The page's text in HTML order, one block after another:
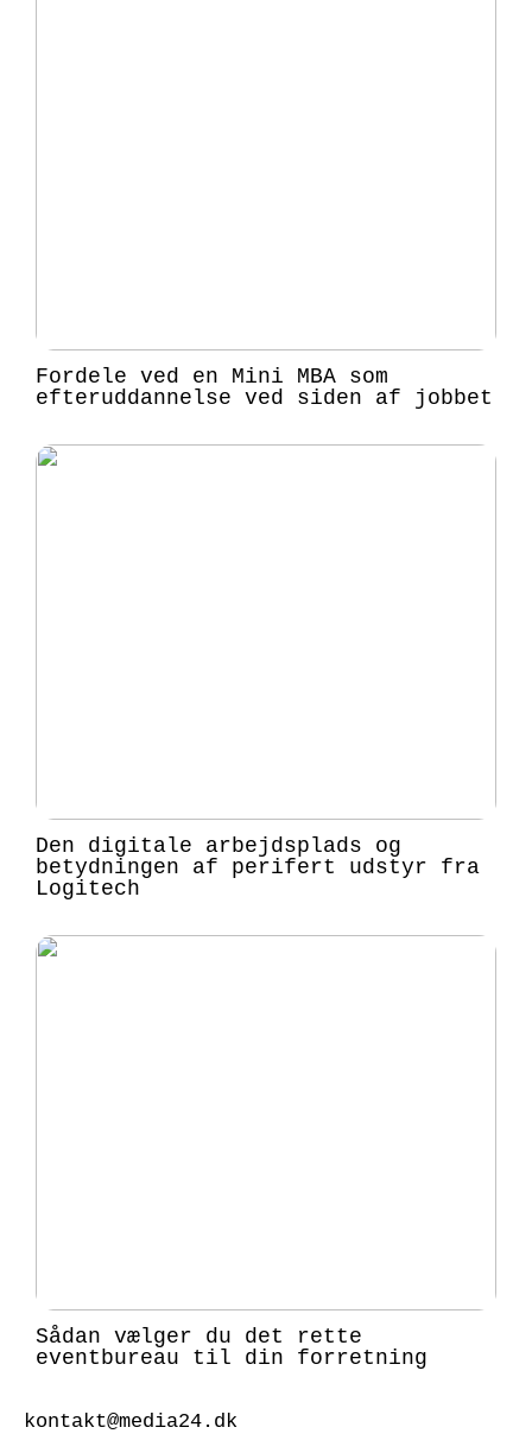
Fordele ved en Mini MBA som
efteruddannelse ved siden af jobbet
Den digitale arbejdsplads og
betydningen af perifert udstyr fra
Logitech
Sådan vælger du det rette
eventbureau til din forretning
kontakt@media24.dk